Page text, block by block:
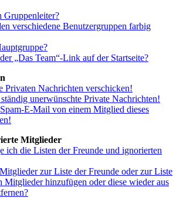
Gruppenleiter?
verschiedene Benutzergruppen farbig
„Das Team“-Link auf der Startseite?
Privaten Nachrichten verschicken!
unerwünschte Private Nachrichten!
E-Mail von einem Mitglied dieses
Mitglieder
ich die Listen der Freunde und ignorierten
zur Liste der Freunde oder zur Liste
Mitglieder hinzufügen oder diese wieder aus